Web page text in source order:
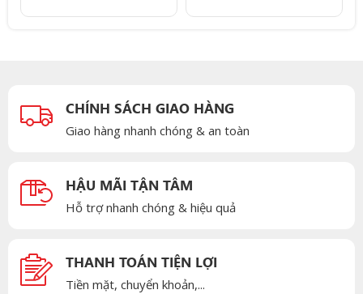
CHÍNH SÁCH GIAO HÀNG
Giao hàng nhanh chóng & an toàn
HẬU MÃI TẬN TÂM
Hỗ trợ nhanh chóng & hiệu quả
THANH TOÁN TIỆN LỢI
Tiền mặt, chuyển khoản,...